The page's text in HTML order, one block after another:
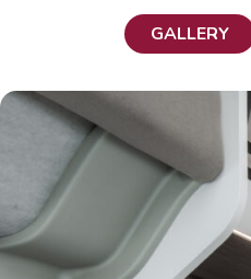
GALLERY